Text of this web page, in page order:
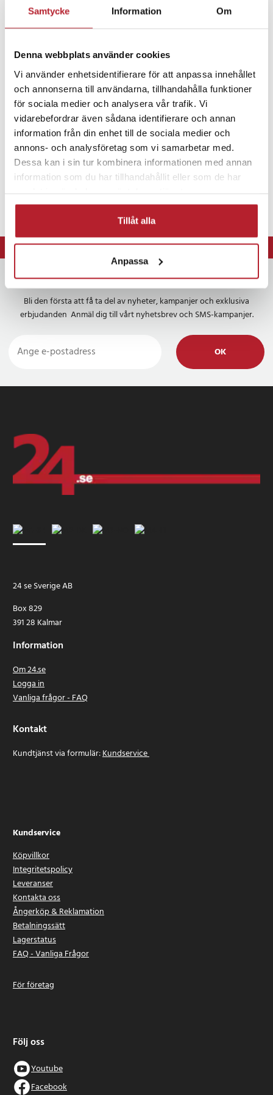
Samtycke Information Om
Denna webbplats använder cookies
Vi använder enhetsidentifierare för att anpassa innehållet
och annonserna till användarna, tillhandahålla funktioner
för sociala medier och analysera vår trafik. Vi
vidarebefordrar även sådana identifierare och annan
information från din enhet till de sociala medier och
annons- och analysföretag som vi samarbetar med.
Dessa kan i sin tur kombinera informationen med annan
information som du har tillhandahållit eller som de har
Tillåt alla
Anpassa
Fortsätt att fynda
Vattenleksaker
⭐ 365 dagars öppet köp
Nyhetsbrev
Bli den första att få ta del av nyheter, kampanjer och exklusiva
erbjudanden Anmäl dig till vårt nyhetsbrev och SMS-kampanjer.
OK
24 se Sverige AB
Box 829
391 28 Kalmar
Information
Om 24.se
Logga in
Vanliga frågor - FAQ
Kontakt
Kundtjänst via formulär:Kundservice
Kundservice
Köpvillkor
Integritetspolicy
Leveranser
Kontakta oss
Ångerköp & Reklamation
Betalningssätt
Lagerstatus
FAQ - Vanliga Frågor
För företag
Följ oss
Youtube
Facebook